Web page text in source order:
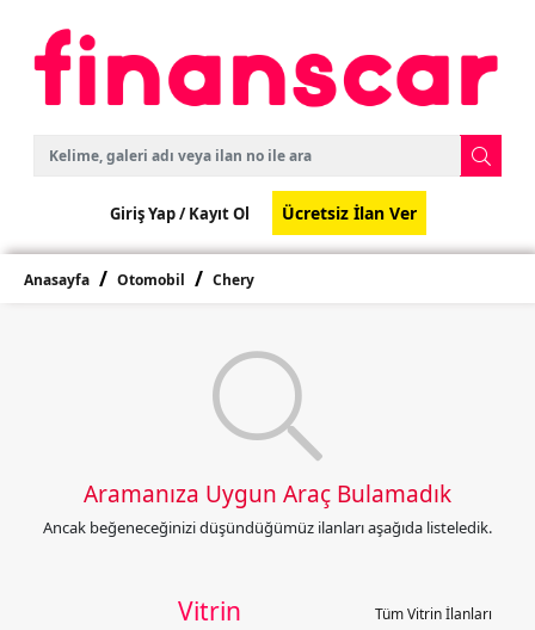
Giriş Yap /Kayıt Ol Ücretsiz İlan Ver
Anasayfa Otomobil Chery
Aramanıza Uygun Araç Bulamadık
Ancak beğeneceğinizi düşündüğümüz ilanları aşağıda listeledik.
Vitrin Tüm Vitrin İlanları